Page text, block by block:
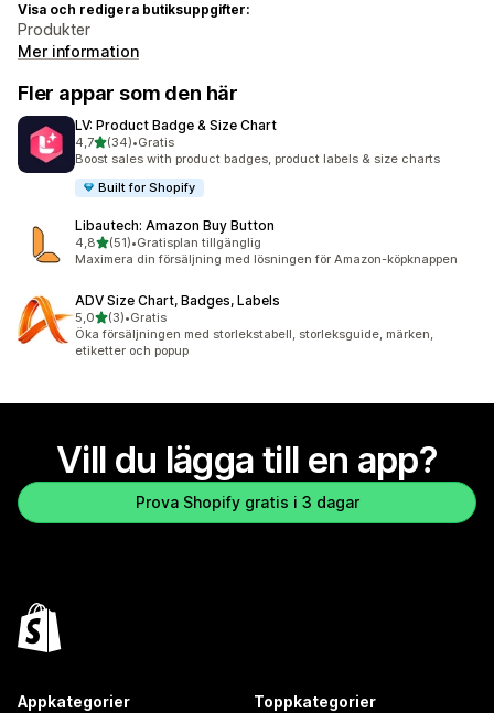
Visa och redigera butiksuppgifter:
Produkter
Mer information
Fler appar som den här
LV: Product Badge & Size Chart
4,7av 5 stjärnor
(34)
34 recensioner totalt
•Gratis
Boost sales with product badges, product labels & size charts
Built for Shopify
Libautech: Amazon Buy Button
4,8av 5 stjärnor
(51)
51 recensioner totalt
•Gratisplan tillgänglig
Maximera din försäljning med lösningen för Amazon-köpknappen
ADV Size Chart, Badges, Labels
5,0av 5 stjärnor
(3)
3 recensioner totalt
•Gratis
Öka försäljningen med storlekstabell, storleksguide, märken,
etiketter och popup
Vill du lägga till en app?
Prova Shopify gratis i 3 dagar
Appkategorier Toppkategorier